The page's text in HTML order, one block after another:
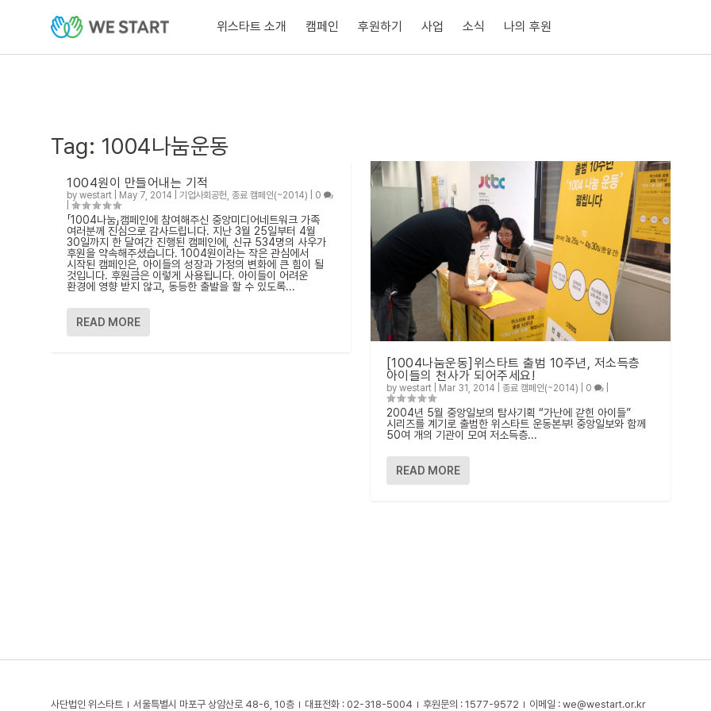
위스타트 소개 캠페인 후원하기 사업 소식 나의 후원
Tag: 1004나눔운동
1004원이 만들어내는 기적
by westart May 7, 2014 기업사회공헌 종료 캠페인(~2014)
0
「1004나눔」캠페인에 참여해주신 중앙미디어네트워크 가족
여러분께 진심으로 감사드립니다. 지난 3월 25일부터 4월
30일까지 한 달여간 진행된 캠페인에, 신규 534명의 사우가
후원을 약속해주셨습니다. 1004원이라는 작은 관심에서
시작된 캠페인은, 아이들의 성장과 가정의 변화에 큰 힘이 될
것입니다. 후원금은 이렇게 사용됩니다. 아이들이 어려운
환경에 영향 받지 않고, 동등한 출발을 할 수 있도록...
READ MORE
[1004나눔운동]위스타트 출범 10주년, 저소득층
아이들의 천사가 되어주세요!
by westart| Mar 31, 2014 종료 캠페인(~2014) 0 |
2004년 5월 중앙일보의 탐사기획 “가난에 갇힌 아이들”
시리즈를 계기로 출범한 위스타트 운동본부! 중앙일보와 함께
50여 개의 기관이 모여 저소득층...
READ MORE
사단법인 위스타트 서울특별시 마포구 상암산로 48-6, 10층 대표전화 : 02-318-5004 후원문의 : 1577-9572 이메일 : we@westart.or.kr